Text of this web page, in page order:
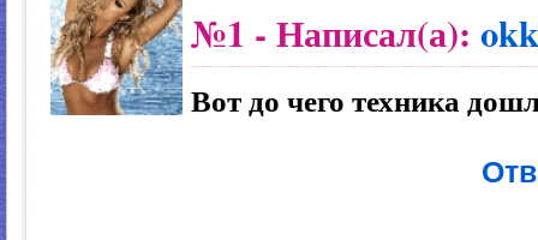
№1 - Написал(а):
Вот до чего техника